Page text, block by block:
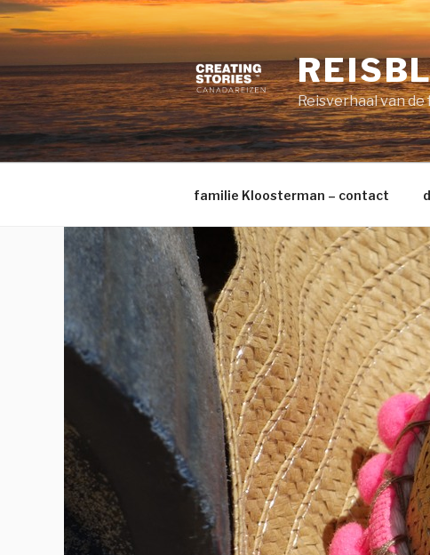
Naar
de
springen
Reisverhaal van de
familie Kloosterman – contact